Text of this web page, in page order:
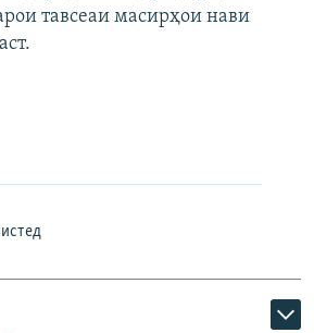
тавсеаи масирҳои нави